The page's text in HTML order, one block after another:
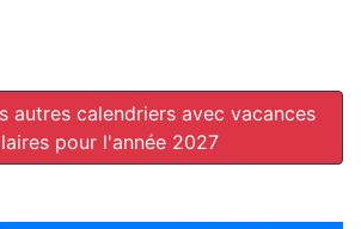
autres calendriers avec vacances
pour l'année 2027